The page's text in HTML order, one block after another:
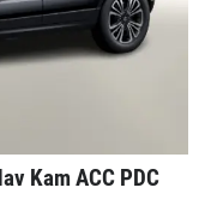
Kam ACC PDC